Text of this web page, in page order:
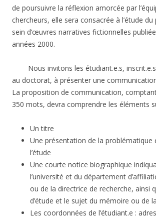
de poursuivre la réflexion amorcée par
chercheurs, elle sera consacrée à l’étude
sein d’œuvres narratives fictionnelles
années 2000.
Nous invitons les étudiant.e.s,
au doctorat, à présenter une
La proposition de communication,
350 mots, devra comprendre les éléments
Un titre
Une présentation de la problématique
l’étude
Une courte notice biographique
l’université et du département
ou de la directrice de recherche, ainsi
d’étude et le sujet du mémoire ou de
Les coordonnées de l’étudiant.e :